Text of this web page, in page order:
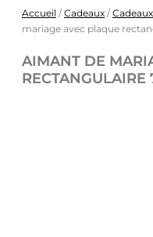
Accueil /Cadeaux /
mariage avec plaque
AIMANT DE
RECTANGULAIRE